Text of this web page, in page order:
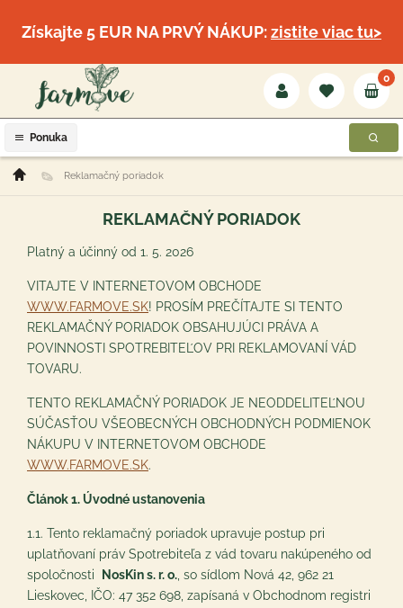
Získajte 5 EUR NA PRVÝ NÁKUP:zistite viac tu>
Ponuka
0
Reklamačný poriadok
REKLAMAČNÝ PORIADOK
Platný a účinný od 1. 5. 2026
VITAJTE V INTERNETOVOM OBCHODE
WWW.FARMOVE.SK! PROSÍM PREČÍTAJTE SI TENTO
REKLAMAČNÝ PORIADOK OBSAHUJÚCI PRÁVA A
POVINNOSTI SPOTREBITEĽOV PRI REKLAMOVANÍ VÁD
TOVARU.
TENTO REKLAMAČNÝ PORIADOK JE NEODDELITEĽNOU
SÚČASŤOU VŠEOBECNÝCH OBCHODNÝCH PODMIENOK
NÁKUPU V INTERNETOVOM OBCHODE
WWW.FARMOVE.SK.
Článok 1. Úvodné ustanovenia
1.1. Tento reklamačný poriadok upravuje postup pri
uplatňovaní práv Spotrebiteľa z vád tovaru nakúpeného od
spoločnosti
NosKin s. r. o. , so sídlom Nová 42, 962 21
Lieskovec, IČO: 47 352 698, zapísaná v Obchodnom registri